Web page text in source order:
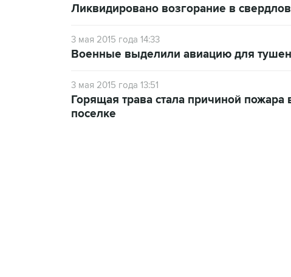
Ликвидировано возгорание в
3 мая 2015 года 14:33
Военные выделили авиацию для
3 мая 2015 года 13:51
Горящая трава стала причиной
поселке